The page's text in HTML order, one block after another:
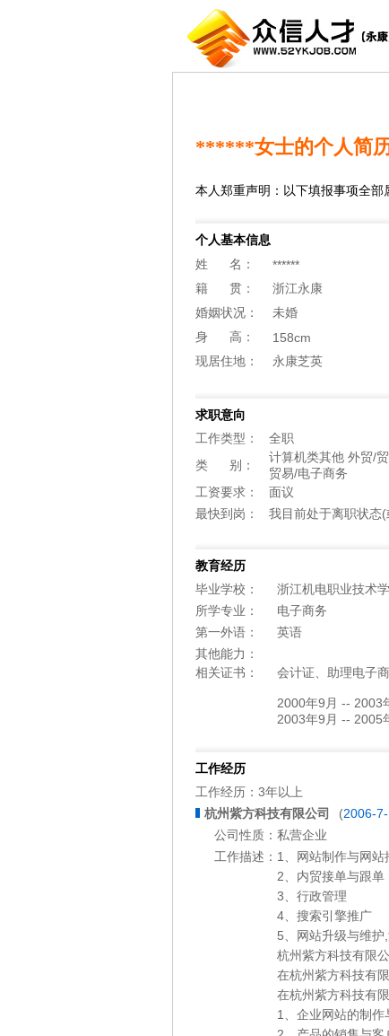
******女士的个人简
本人郑重声明：以下填报事项全部
个人基本信息
姓 名：
******
籍 贯：
浙江永康
婚姻状况：
未婚
身 高：
158cm
现居住地：
永康芝英
求职意向
工作类型：
全职
类 别：
计算机类其他 外贸/
贸易/电子商务
工资要求：
面议
最快到岗：
我目前处于离职状态
教育经历
毕业学校：
浙江机电职业技术
所学专业：
电子商务
第一外语：
英语
其他能力：
相关证书：
会计证、助理电子
2000年9月 -- 2003
2003年9月 -- 2005
工作经历
工作经历：3年以上
杭州紫方科技有限公司
(2006-7-
公司性质： 私营企业
工作描述： 1、网站制作与网站
2、内贸接单与跟单
3、行政管理
4、搜索引擎推广
5、网站升级与维
杭州紫方科技有限
在杭州紫方科技有
在杭州紫方科技有
1、企业网站的制作